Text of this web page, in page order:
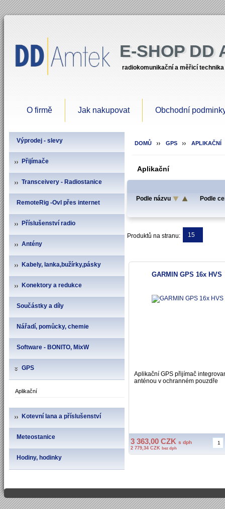
E-SHOP DD
radiokomunikační a měřicí technika
O firmě Jak nakupovat Obchodní
Výprodej - slevy
Přijímače
Transceivery - Radiostanice
RemoteRig -Ovl přes internet
Příslušenství radio
Antény
Kabely, lanka,bužírky,pásky
Konektory a redukce
Součástky a díly
Nářadí, pomůcky, chemie
Software - BONITO, MixW
GPS
Aplikační
Kotevní lana a příslušenství
Meteostanice
Hodiny, hodinky
DOMŮ GPS APLIKAČNÍ
Aplikační
Podle názvu Podle
Produktů na stranu: 15
GARMIN GPS 16x HVS
Aplikační GPS přijímač
anténou v ochranném pouzdře
3 363,00 CZK s dph
2 779,34 CZK bez dph